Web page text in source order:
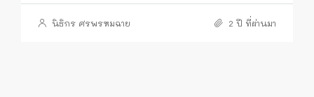
นิธิกร ศรพรหมฉาย 2 ปี ที่ผ่านมา